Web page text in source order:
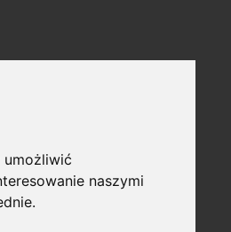
umożliwić
naszymi
.